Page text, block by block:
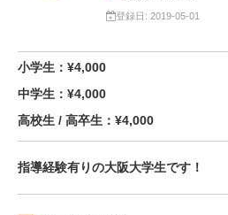
登録日: 2019-05-01
小学生：¥4,000
中学生：¥4,000
高校生 / 高卒生：¥4,000
指導経験有りの大阪大学生です！